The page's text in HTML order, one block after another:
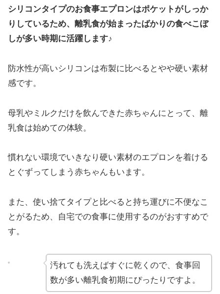
シリコンタイプのお食事エプロンはポケットがしっか
りしているため、離乳食が始まったばかりの食べこぼ
しが多い時期に活躍します♪
防水性が高いシリコンは布製に比べるとやや硬い素材
感です。
母乳やミルクだけを飲んできた赤ちゃんにとって、離
乳食は始めての体験。
慣れない環境でいきなり硬い素材のエプロンを着ける
とぐずってしまう赤ちゃんもいます。
また、使い捨てタイプと比べると持ち運びに不便なこ
とがるため、自宅での食事に使用するのがおすすめで
す。
汚れても洗えばすぐに乾くので、食事回
数が多い離乳食初期にぴったりですよ。